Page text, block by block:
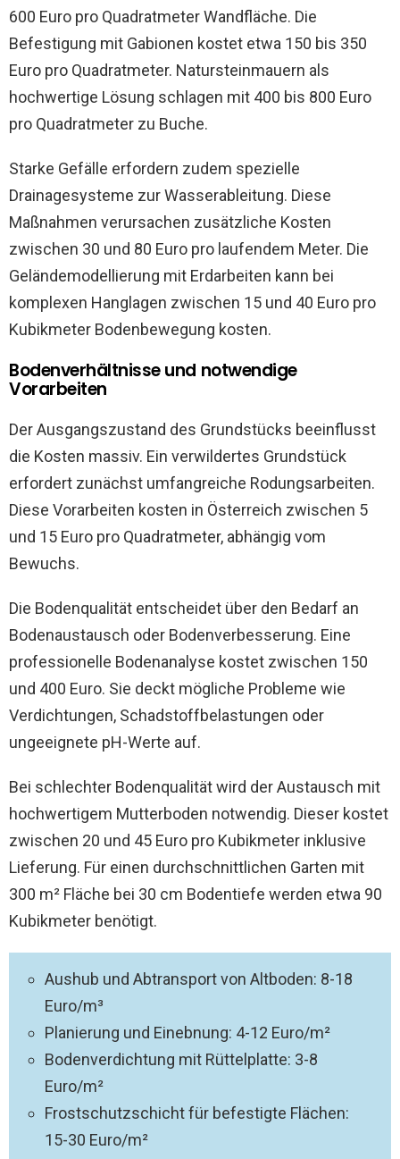
600 Euro pro Quadratmeter Wandfläche. Die
Befestigung mit Gabionen kostet etwa 150 bis 350
Euro pro Quadratmeter. Natursteinmauern als
hochwertige Lösung schlagen mit 400 bis 800 Euro
pro Quadratmeter zu Buche.
Starke Gefälle erfordern zudem spezielle
Drainagesysteme zur Wasserableitung. Diese
Maßnahmen verursachen zusätzliche Kosten
zwischen 30 und 80 Euro pro laufendem Meter. Die
Geländemodellierung mit Erdarbeiten kann bei
komplexen Hanglagen zwischen 15 und 40 Euro pro
Kubikmeter Bodenbewegung kosten.
Bodenverhältnisse und notwendige
Vorarbeiten
Der Ausgangszustand des Grundstücks beeinflusst
die Kosten massiv. Ein verwildertes Grundstück
erfordert zunächst umfangreiche Rodungsarbeiten.
Diese Vorarbeiten kosten in Österreich zwischen 5
und 15 Euro pro Quadratmeter, abhängig vom
Bewuchs.
Die Bodenqualität entscheidet über den Bedarf an
Bodenaustausch oder Bodenverbesserung. Eine
professionelle Bodenanalyse kostet zwischen 150
und 400 Euro. Sie deckt mögliche Probleme wie
Verdichtungen, Schadstoffbelastungen oder
ungeeignete pH-Werte auf.
Bei schlechter Bodenqualität wird der Austausch mit
hochwertigem Mutterboden notwendig. Dieser kostet
zwischen 20 und 45 Euro pro Kubikmeter inklusive
Lieferung. Für einen durchschnittlichen Garten mit
300 m² Fläche bei 30 cm Bodentiefe werden etwa 90
Kubikmeter benötigt.
Aushub und Abtransport von Altboden: 8-18
Euro/m³
Planierung und Einebnung: 4-12 Euro/m²
Bodenverdichtung mit Rüttelplatte: 3-8
Euro/m²
Frostschutzschicht für befestigte Flächen:
15-30 Euro/m²